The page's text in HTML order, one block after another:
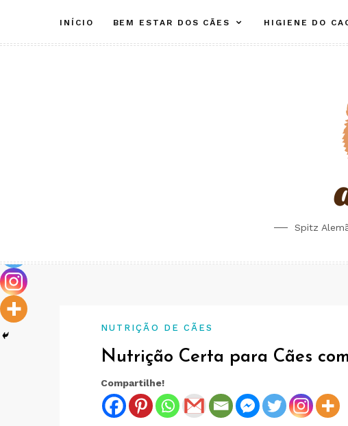
content
INÍCIO BEM ESTAR DOS CÃES HIGIENE DO
Spitz
NUTRIÇÃO DE CÃES
Nutrição Certa para Cães
Compartilhe!